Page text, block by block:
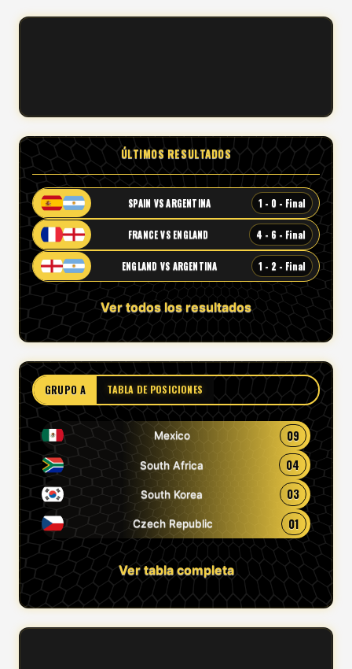
ÚLTIMOS RESULTADOS
SPAIN VS ARGENTINA 1 - 0 - Final
FRANCE VS ENGLAND 4 - 6 - Final
ENGLAND VS ARGENTINA 1 - 2 - Final
Ver todos los resultados
GRUPO A TABLA DE POSICIONES
Mexico 09
South Africa 04
South Korea 03
Czech Republic 01
Ver tabla completa